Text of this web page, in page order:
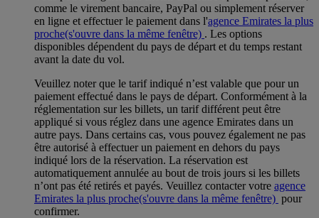
comme le virement bancaire, PayPal ou simplement réserver
en ligne et effectuer le paiement dans l'agence Emirates la plus
proche(s'ouvre dans la même fenêtre) . Les options
disponibles dépendent du pays de départ et du temps restant
avant la date du vol.
Veuillez noter que le tarif indiqué n’est valable que pour un
paiement effectué dans le pays de départ. Conformément à la
réglementation sur les billets, un tarif différent peut être
appliqué si vous réglez dans une agence Emirates dans un
autre pays. Dans certains cas, vous pouvez également ne pas
être autorisé à effectuer un paiement en dehors du pays
indiqué lors de la réservation. La réservation est
automatiquement annulée au bout de trois jours si les billets
n’ont pas été retirés et payés. Veuillez contacter votre agence
Emirates la plus proche(s'ouvre dans la même fenêtre) pour
confirmer.